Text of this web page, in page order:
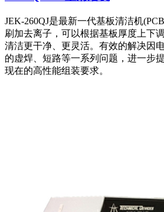
JEK-260QJ是最新一代基板清洁机
刷加去离子，可以根据基板厚度上下
清洁更干净、更灵活。有效的解决因
的虚焊、短路等一系列问题，进一步
现在的高性能组装要求。